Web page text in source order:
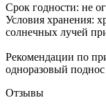
Срок годности: не
Условия хранения:
солнечных лучей
Рекомендации по
одноразовый
Отзывы